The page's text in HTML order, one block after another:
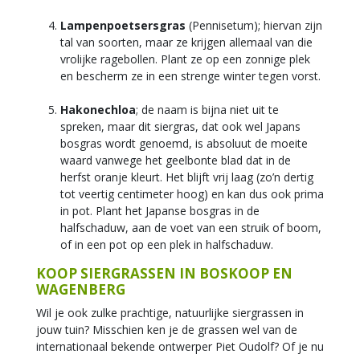
Lampenpoetsersgras (Pennisetum); hiervan zijn
tal van soorten, maar ze krijgen allemaal van die
vrolijke ragebollen. Plant ze op een zonnige plek
en bescherm ze in een strenge winter tegen vorst.
Hakonechloa; de naam is bijna niet uit te
spreken, maar dit siergras, dat ook wel Japans
bosgras wordt genoemd, is absoluut de moeite
waard vanwege het geelbonte blad dat in de
herfst oranje kleurt. Het blijft vrij laag (zo’n dertig
tot veertig centimeter hoog) en kan dus ook prima
in pot. Plant het Japanse bosgras in de
halfschaduw, aan de voet van een struik of boom,
of in een pot op een plek in halfschaduw.
KOOP SIERGRASSEN IN BOSKOOP EN
WAGENBERG
Wil je ook zulke prachtige, natuurlijke siergrassen in
jouw tuin? Misschien ken je de grassen wel van de
internationaal bekende ontwerper Piet Oudolf? Of je nu